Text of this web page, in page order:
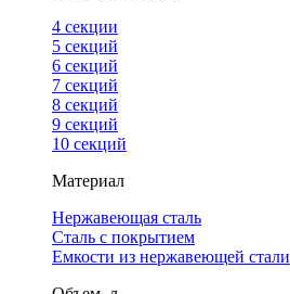
4 cекции
5 секций
6 секций
7 секций
8 секций
9 секций
10 секций
Материал
Нержавеющая сталь
Сталь с покрытием
Емкости из нержавеющей стали